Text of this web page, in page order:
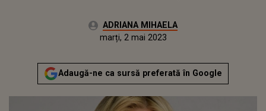
Autor:ADRIANA MIHAELA
Actualizat:
marți, 2 mai 2023
Adaugă-ne ca sursă preferată în Google